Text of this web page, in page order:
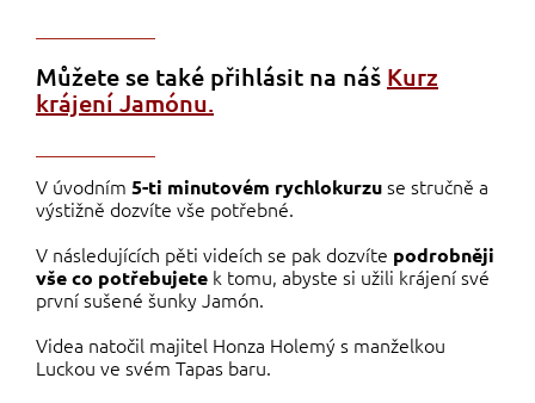
Můžete se také přihlásit na náš Kurz
krájení Jamónu.
V úvodním 5-ti minutovém rychlokurzuse stručně a
výstižně dozvíte vše potřebné.
V následujících pěti videích se pak dozvíte podrobněji
vše co potřebujete k tomu, abyste si užili krájení své
první sušené šunky Jamón.
Videa natočil majitel Honza Holemý s manželkou
Luckou ve svém Tapas baru.